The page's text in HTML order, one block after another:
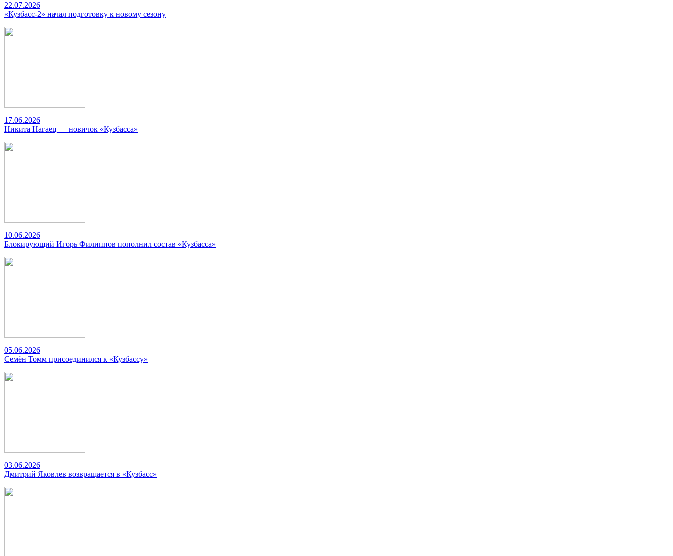
22.07.2026
«Кузбасс-2» начал подготовку к новому сезону
17.06.2026
Никита Нагаец — новичок «Кузбасса»
10.06.2026
Блокирующий Игорь Филиппов пополнил состав «Кузбасса»
05.06.2026
Семён Томм присоединился к «Кузбассу»
03.06.2026
Дмитрий Яковлев возвращается в «Кузбасс»